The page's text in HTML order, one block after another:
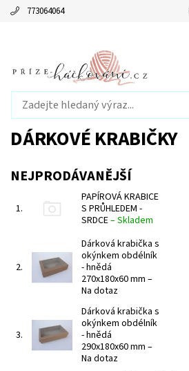
773064064
DÁRKOVÉ KRABIČKY
NEJPRODÁVANĚJŠÍ
1.
PAPÍROVÁ KRABICE
S PRŮHLEDEM -
SRDCE–Skladem
2.
Dárková krabička s
okýnkem obdélník
- hnědá
270x180x60 mm –
Na dotaz
3.
Dárková krabička s
okýnkem obdélník
- hnědá
290x180x60 mm –
Na dotaz